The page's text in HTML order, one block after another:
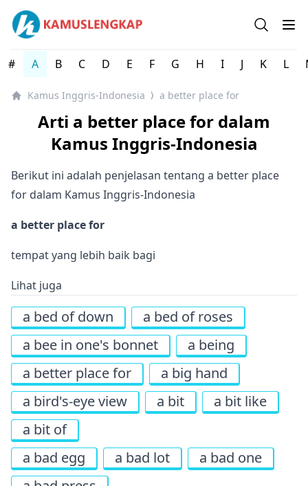
Kamus Lengkap Inggris-Indonesia - Kamus Bahasa
Open
# A B C D E F G H I J K L
Kamus Inggris-Indonesia ⟩ a better place for
Arti a better place for dalam
Kamus Inggris-Indonesia
Berikut ini adalah penjelasan tentang a better place
for dalam Kamus Inggris-Indonesia
a better place for
tempat yang lebih baik bagi
Lihat juga
a bed of down
a bed of roses
a bee in one's bonnet
a being
a better place for
a big hand
a bird's-eye view
a bit
a bit like
a bit of
a bad egg
a bad lot
a bad one